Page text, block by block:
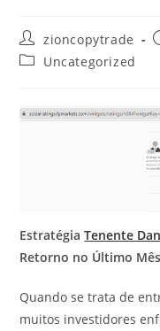
Autor
do
post:
zioncopytrade
Categoria
Uncategorized
EstratégiaTenente Dan
Retorno no Último
Quando se trata de
muitos investidores